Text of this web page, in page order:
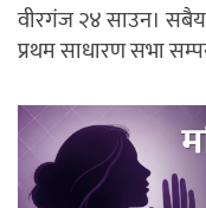
वीरगंज २४ साउन।
प्रथम साधारण सभा